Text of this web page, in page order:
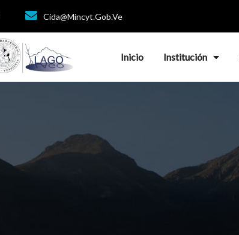
Cida@mincyt.gob.ve
Inicio Institución